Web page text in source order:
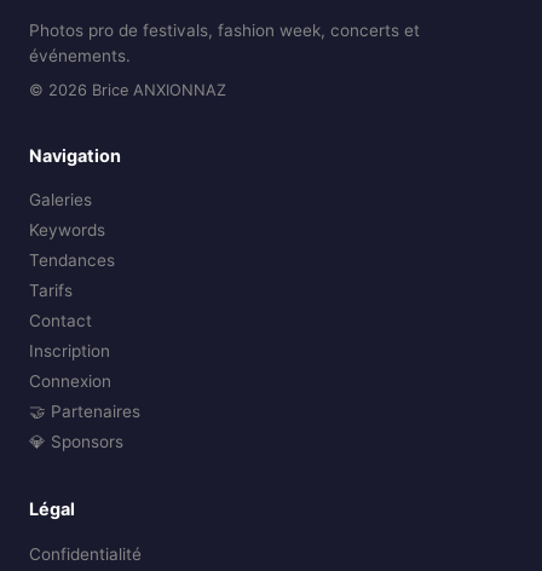
Photos pro de festivals, fashion week, concerts et
événements.
© 2026 Brice ANXIONNAZ
Navigation
Galeries
Keywords
Tendances
Tarifs
Contact
Inscription
Connexion
🤝 Partenaires
💎 Sponsors
Légal
Confidentialité